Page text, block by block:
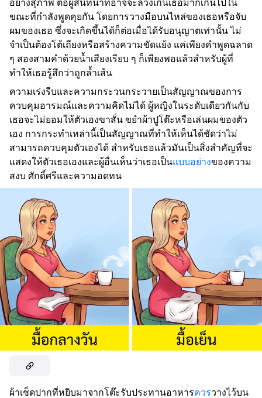
อย่างสุภาพ ต่อผู้สนทนาที่อาจจะล่วงเกินเธอมากเกินไปใน
ขณะที่กำลังพูดคุยกัน โดยการวางมือบนไหล่ของเธอหรือจับ
ผมของเธอ ซึ่งจะเกิดขึ้นได้ก็ต่อเมื่อได้รับอนุญาตเท่านั้น ไม่
จำเป็นต้องโต้เถียงหรือสร้างความขัดแย้ง แค่เพียงคำพูดฉลาด
ๆ สองสามคำด้วยน้ำเสียงเรียบ ๆ ก็เพียงพอแล้วสำหรับผู้ที่
ทำให้เธอรู้สึกว่าถูกล้ำเส้น
ความเร่งรีบและความกระวนกระวายเป็นสัญญาณของการ
ควบคุมอารมณ์และความคิดไม่ได้ ผู้หญิงในระดับเดียวกันกับ
เธอจะไม่ยอมให้ตัวเองขาสั่น ขยำผ้าปูโต๊ะหรือเล่นผมของตัว
เอง การกระทำเหล่านี้เป็นสัญญาณที่ทำให้เห็นได้ชัดว่าไม่
สามารถควบคุมตัวเองได้ สำหรับเธอแล้วมันเป็นสิ่งสำคัญที่จะ
แสดงให้ตัวเธอเองและผู้อื่นเห็นว่าเธอเป็นแบบอย่างของความ
สงบ ศักดิ์ศรีและความอดทน
ผ้าเช็ดปากที่หยิบมาจากโต๊ะรับประทานอาหารควรวางไว้บน